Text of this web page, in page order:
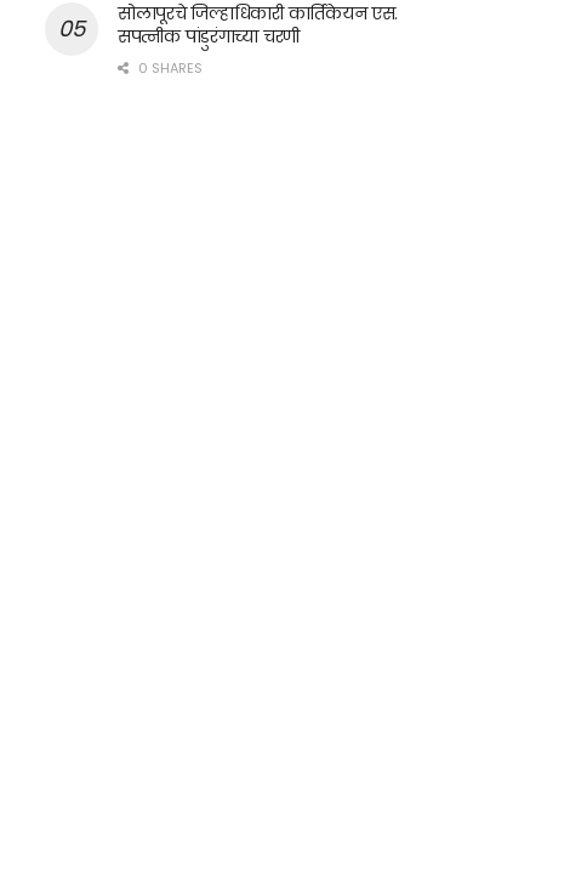
सोलापूरचे जिल्हाधिकारी कार्तिकेयन एस.
सपत्नीक पांडुरंगाच्या चरणी
0 SHARES